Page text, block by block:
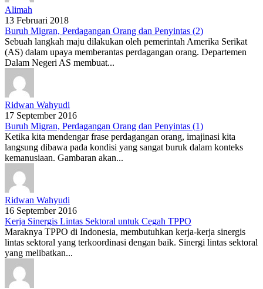
Alimah
13 Februari 2018
Buruh Migran, Perdagangan Orang dan Penyintas (2)
Sebuah langkah maju dilakukan oleh pemerintah Amerika Serikat
(AS) dalam upaya memberantas perdagangan orang. Departemen
Dalam Negeri AS membuat...
Ridwan Wahyudi
17 September 2016
Buruh Migran, Perdagangan Orang dan Penyintas (1)
Ketika kita mendengar frase perdagangan orang, imajinasi kita
langsung dibawa pada kondisi yang sangat buruk dalam konteks
kemanusiaan. Gambaran akan...
Ridwan Wahyudi
16 September 2016
Kerja Sinergis Lintas Sektoral untuk Cegah TPPO
Maraknya TPPO di Indonesia, membutuhkan kerja-kerja sinergis
lintas sektoral yang terkoordinasi dengan baik. Sinergi lintas sektoral
yang melibatkan...